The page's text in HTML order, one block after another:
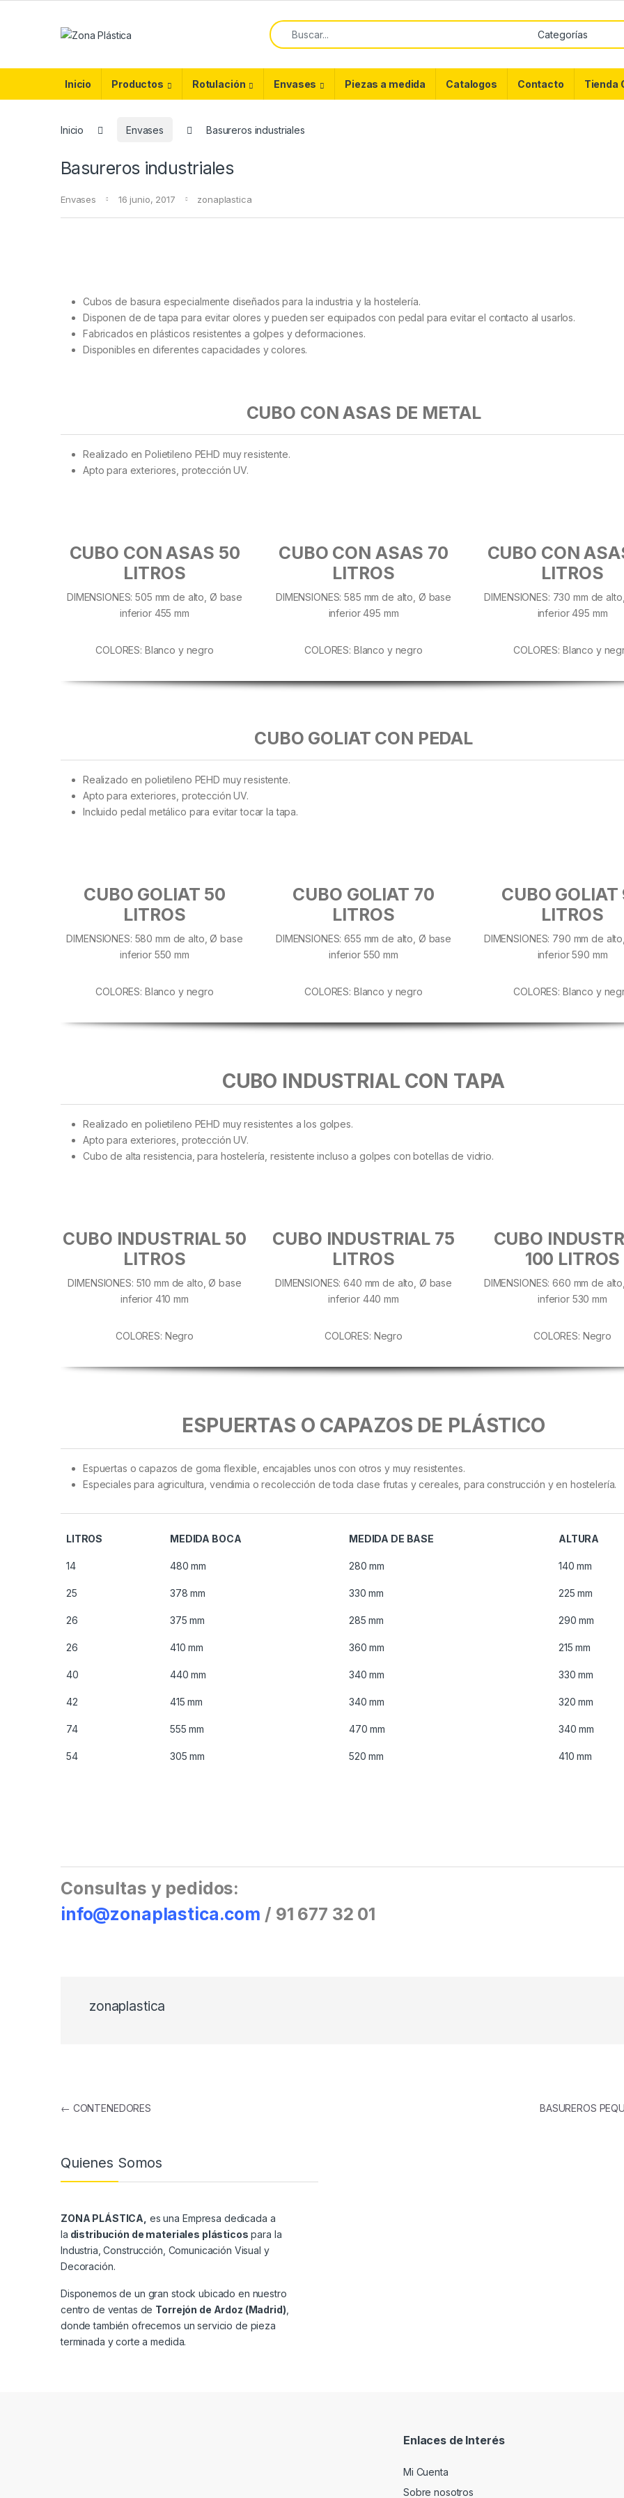
Search for:
Inicio Productos Rotulación Envases Piezas a medida Catalogos Contacto Tienda
Inicio Envases Basureros industriales
Basureros industriales
Envases 16 junio, 2017 zonaplastica
Cubos de basura especialmente diseñados para la industria y la hostelería.
Disponen de de tapa para evitar olores y pueden ser equipados con pedal para evitar el contacto al usarlos.
Fabricados en plásticos resistentes a golpes y deformaciones.
Disponibles en diferentes capacidades y colores.
CUBO CON ASAS DE METAL
Realizado en Polietileno PEHD muy resistente.
Apto para exteriores, protección UV.
CUBO CON ASAS 50
LITROS
DIMENSIONES: 505 mm de alto, Ø base
inferior 455 mm
COLORES: Blanco y negro
CUBO CON ASAS 70
LITROS
DIMENSIONES: 585 mm de alto, Ø base
inferior 495 mm
COLORES: Blanco y negro
CUBO CON
LITROS
DIMENSIONES: 730 mm de
inferior 495 mm
COLORES: Blanco y
CUBO GOLIAT CON PEDAL
Realizado en polietileno PEHD muy resistente.
Apto para exteriores, protección UV.
Incluido pedal metálico para evitar tocar la tapa.
CUBO GOLIAT 50
LITROS
DIMENSIONES: 580 mm de alto, Ø base
inferior 550 mm
COLORES: Blanco y negro
CUBO GOLIAT 70
LITROS
DIMENSIONES: 655 mm de alto, Ø base
inferior 550 mm
COLORES: Blanco y negro
CUBO GOLIAT
LITROS
DIMENSIONES: 790 mm de
inferior 590 mm
COLORES: Blanco y
CUBO INDUSTRIAL CON TAPA
Realizado en polietileno PEHD muy resistentes a los golpes.
Apto para exteriores, protección UV.
Cubo de alta resistencia, para hostelería, resistente incluso a golpes con botellas de vidrio.
CUBO INDUSTRIAL 50
LITROS
DIMENSIONES: 510 mm de alto, Ø base
inferior 410 mm
COLORES: Negro
CUBO INDUSTRIAL 75
LITROS
DIMENSIONES: 640 mm de alto, Ø base
inferior 440 mm
COLORES: Negro
CUBO
100 LITROS
DIMENSIONES: 660 mm de
inferior 530 mm
COLORES: Negro
ESPUERTAS O CAPAZOS DE PLÁSTICO
Espuertas o capazos de goma flexible, encajables unos con otros y muy resistentes.
Especiales para agricultura, vendimia o recolección de toda clase frutas y cereales, para construcción y en hostelería.
LITROS MEDIDA BOCA MEDIDA DE BASE ALTURA
14 480 mm 280 mm 140 mm
25 378 mm 330 mm 225 mm
26 375 mm 285 mm 290 mm
26 410 mm 360 mm 215 mm
40 440 mm 340 mm 330 mm
42 415 mm 340 mm 320 mm
74 555 mm 470 mm 340 mm
54 305 mm 520 mm 410 mm
Consultas y pedidos:
info@zonaplastica.com / 91 677 32 01
zonaplastica
Navegación de entradas
← CONTENEDORES BASUREROS
Quienes Somos
ZONA PLÁSTICA, es una Empresa dedicada a
la distribución de materiales plásticos para la
Industria, Construcción, Comunicación Visual y
Decoración.
Disponemos de un gran stock ubicado en nuestro
centro de ventas de Torrejón de Ardoz (Madrid)
donde también ofrecemos un servicio de pieza
terminada y corte a medida.
Enlaces de Interés
Mi Cuenta
Sobre nosotros